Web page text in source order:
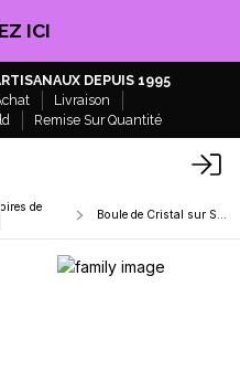
ICI
DEPUIS 1995
Livraison
Remise Sur Quantité
de
Boule de Cristal sur Socle